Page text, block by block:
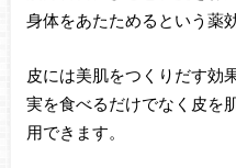
身体をあたためるという薬
皮には美肌をつくりだす効
実を食べるだけでなく皮を
用できます。